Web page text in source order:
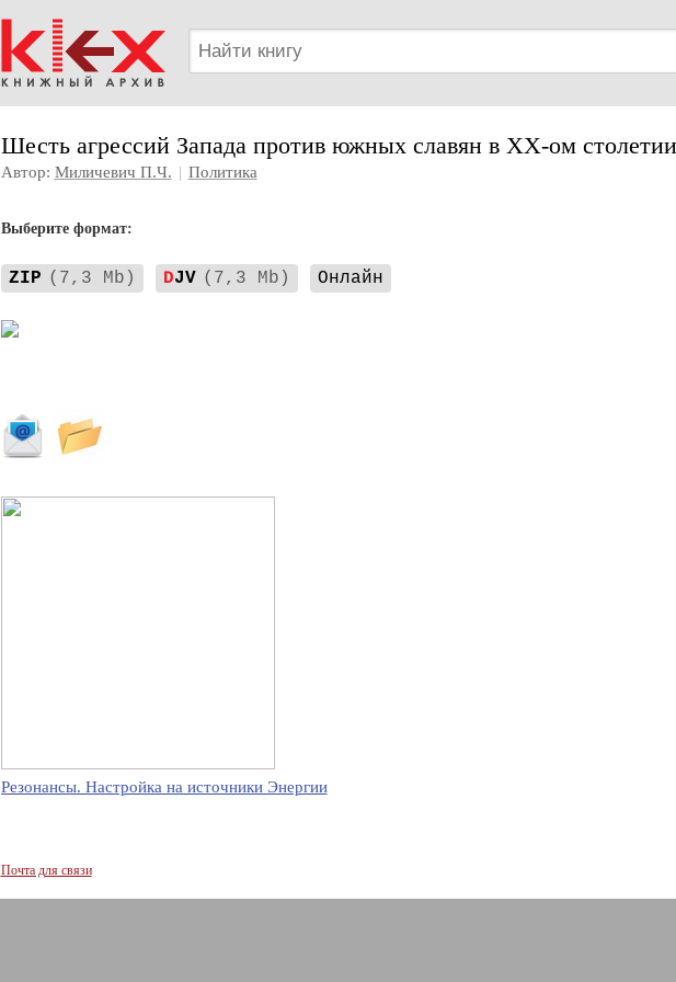
Шесть агрессий Запада против южных славян в XX-ом столетии
Автор: Миличевич П.Ч. | Политика
Выберите формат:
ZIP (7,3 Mb) DJV (7,3 Mb) Онлайн
Резонансы. Настройка на источники Энергии
Почта для связи